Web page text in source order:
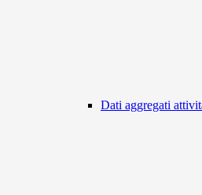
Dati aggregati